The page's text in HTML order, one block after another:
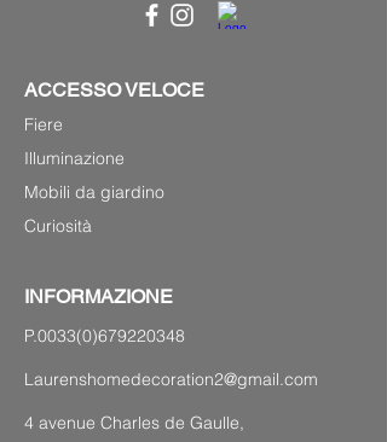
ACCESSO VELOCE
Fiere
Illuminazione
Mobili da giardino
Curiosità
INFORMAZIONE
P.0033(0)679220348
Laurenshomedecoration2@gmail.com
4 avenue Charles de Gaulle,